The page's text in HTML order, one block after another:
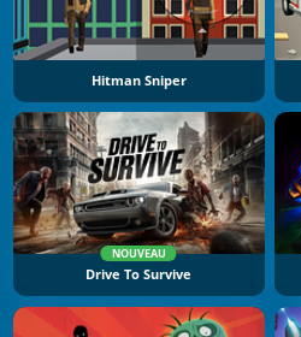
Hitman Sniper
NOUVEAU
Drive To Survive